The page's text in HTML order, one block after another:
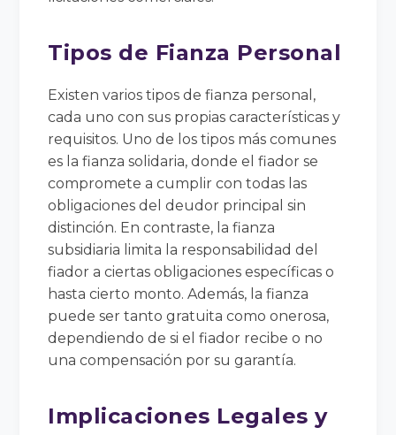
Tipos de Fianza Personal
Existen varios tipos de fianza personal,
cada uno con sus propias características y
requisitos. Uno de los tipos más comunes
es la fianza solidaria, donde el fiador se
compromete a cumplir con todas las
obligaciones del deudor principal sin
distinción. En contraste, la fianza
subsidiaria limita la responsabilidad del
fiador a ciertas obligaciones específicas o
hasta cierto monto. Además, la fianza
puede ser tanto gratuita como onerosa,
dependiendo de si el fiador recibe o no
una compensación por su garantía.
Implicaciones Legales y